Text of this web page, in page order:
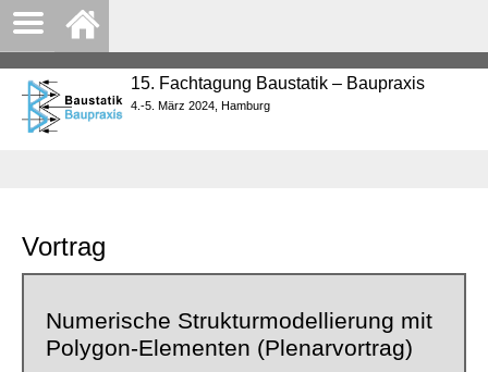
15. Fachtagung Baustatik – Baupraxis
4.-5. März 2024, Hamburg
Vortrag
Numerische Strukturmodellierung mit
Polygon-Elementen (Plenarvortrag)